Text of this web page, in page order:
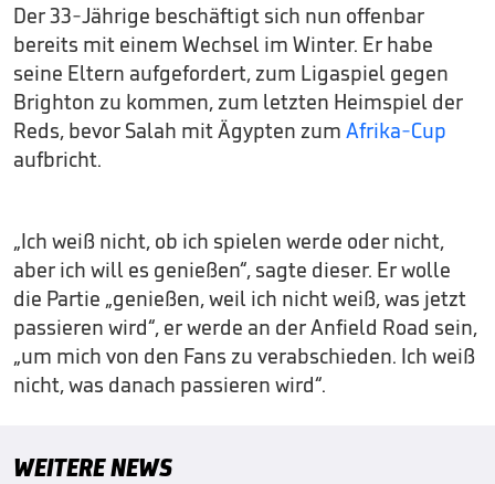
Der 33-Jährige beschäftigt sich nun offenbar
bereits mit einem Wechsel im Winter. Er habe
seine Eltern aufgefordert, zum Ligaspiel gegen
Brighton zu kommen, zum letzten Heimspiel der
Reds, bevor Salah mit Ägypten zum Afrika-Cup
aufbricht.
„Ich weiß nicht, ob ich spielen werde oder nicht,
aber ich will es genießen“, sagte dieser. Er wolle
die Partie „genießen, weil ich nicht weiß, was jetzt
passieren wird“, er werde an der Anfield Road sein,
„um mich von den Fans zu verabschieden. Ich weiß
nicht, was danach passieren wird“.
WEITERE NEWS